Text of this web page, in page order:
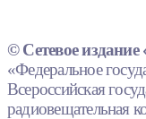
© Сетевое издание
«Федеральное
Всероссийская
радиовещательная